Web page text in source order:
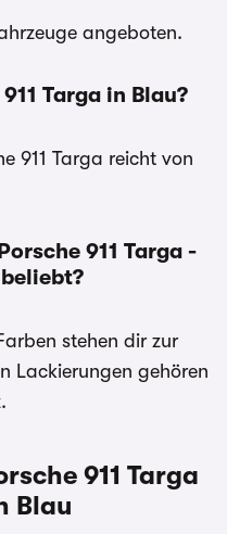
angeboten.
Targa in Blau?
911 Targa reicht von
911 Targa -
stehen dir zur
Lackierungen gehören
911 Targa
Blau